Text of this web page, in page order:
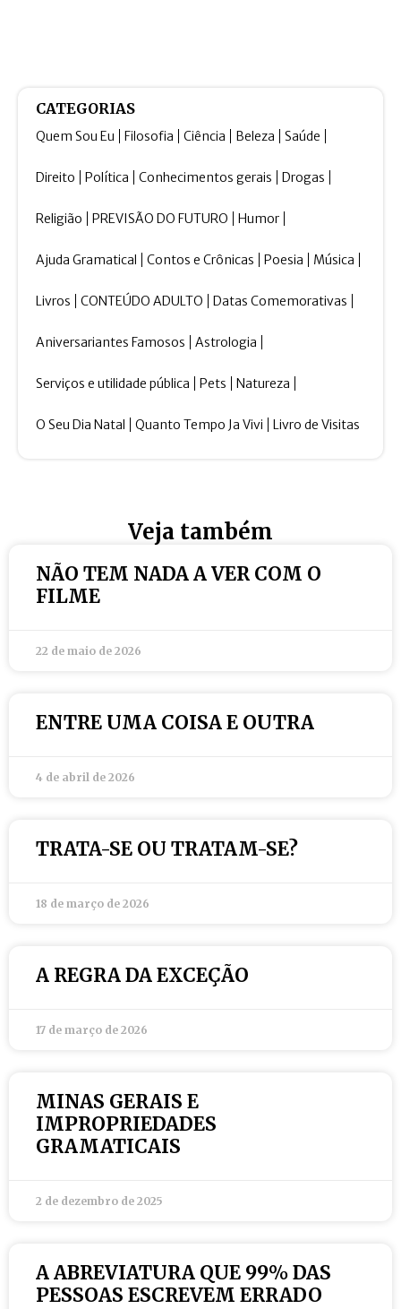
CATEGORIAS
Quem Sou Eu Filosofia Ciência Beleza Saúde
Direito Política Conhecimentos gerais Drogas
Religião PREVISÃO DO FUTURO Humor
Ajuda Gramatical Contos e Crônicas Poesia Música
Livros CONTEÚDO ADULTO Datas Comemorativas
Aniversariantes Famosos Astrologia
Serviços e utilidade pública Pets Natureza
O Seu Dia Natal Quanto Tempo Ja Vivi Livro de Visitas
Veja também
NÃO TEM NADA A VER COM O
FILME
22 de maio de 2026
ENTRE UMA COISA E OUTRA
4 de abril de 2026
TRATA-SE OU TRATAM-SE?
18 de março de 2026
A REGRA DA EXCEÇÃO
17 de março de 2026
MINAS GERAIS E
IMPROPRIEDADES
GRAMATICAIS
2 de dezembro de 2025
A ABREVIATURA QUE 99% DAS
PESSOAS ESCREVEM ERRADO